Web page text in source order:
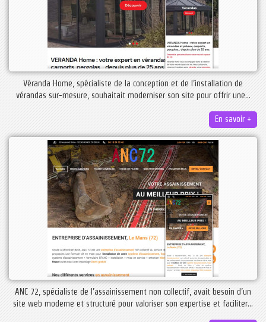
Véranda Home, spécialiste de la conception et de l’installation de
vérandas sur-mesure, souhaitait moderniser son site pour offrir une...
En savoir +
ANC 72, spécialiste de l’assainissement non collectif, avait besoin d’un
site web moderne et structuré pour valoriser son expertise et faciliter...